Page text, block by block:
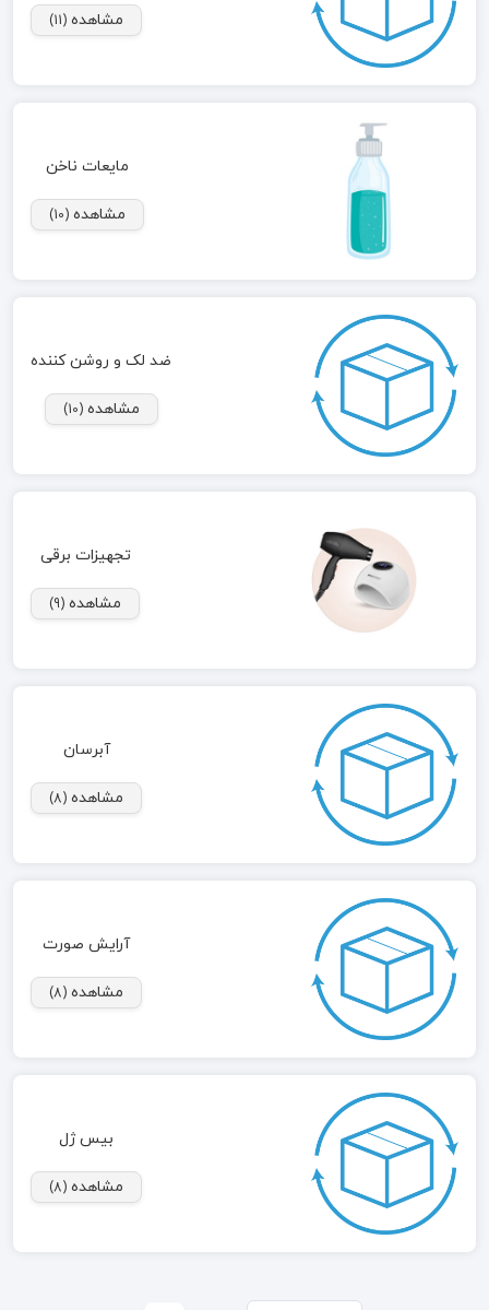
مشاهده (11)
مایعات ناخن
مشاهده (10)
ضد لک و روشن کننده
مشاهده (10)
تجهیزات برقی
مشاهده (9)
آبرسان
مشاهده (8)
آرایش صورت
مشاهده (8)
بیس ژل
مشاهده (8)